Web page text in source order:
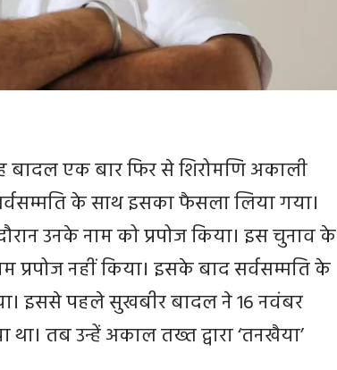
एक बार फिर से शिरोमणि अकाली
के साथ इसका फैसला लिया गया।
उनके नाम को प्रपोज किया। इस चुनाव के
नहीं किया। इसके बाद सर्वसम्मति के
इससे पहले सुखबीर बादल ने 16 नवंबर
था। तब उन्हें अकाल तख्त द्वारा ‘तनखैया’